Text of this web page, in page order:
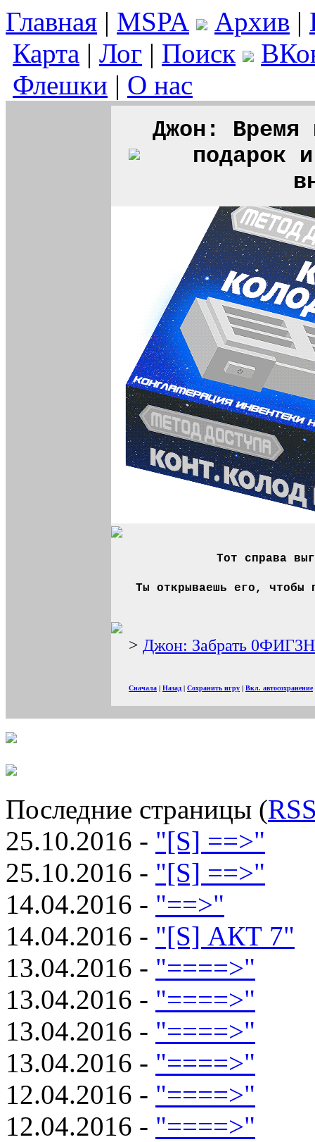
Главная | MSPA Архив |
Карта | Лог | Поиск
Флешки | О нас
Джон: Время
подарок
Тот справа
Ты открываешь его, чтобы
> Джон: Забрать
Сначала | Назад | Сохранить игру | Вкл. автосохранение
Последние страницы (
25.10.2016 - "[S] ==>"
25.10.2016 - "[S] ==>"
14.04.2016 - "==>"
14.04.2016 - "[S] АКТ 7"
13.04.2016 - "====>"
13.04.2016 - "====>"
13.04.2016 - "====>"
13.04.2016 - "====>"
12.04.2016 - "====>"
12.04.2016 - "====>"